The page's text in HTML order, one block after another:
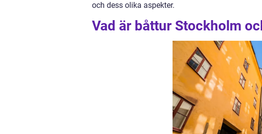
och dess olika aspekter.
Vad är båttur Stockholm